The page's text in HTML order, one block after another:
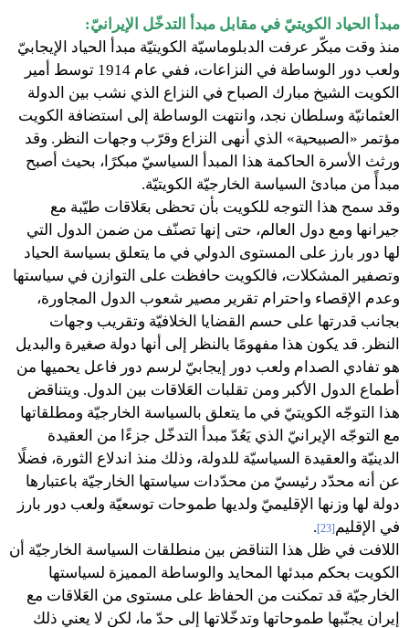
مبدأ الحياد الكويتيّ في مقابل مبدأ التدخّل الإيرانيّ:
منذ وقت مبكّر عرفت الدبلوماسيّة الكويتيّة مبدأ الحياد الإيجابيّ
ولعب دور الوساطة في النزاعات، ففي عام 1914 توسط أمير
الكويت الشيخ مبارك الصباح في النزاع الذي نشب بين الدولة
العثمانيّة وسلطان نجد، وانتهت الوساطة إلى استضافة الكويت
مؤتمر «الصبيحية» الذي أنهى النزاع وقرّب وجهات النظر. وقد
ورثث الأسرة الحاكمة هذا المبدأ السياسيّ مبكرًا، بحيث أصبح
مبدأً من مبادئ السياسة الخارجيّة الكويتيّة.
وقد سمح هذا التوجه للكويت بأن تحظى بعَلاقات طيّبة مع
جيرانها ومع دول العالم، حتى إنها تصنّف من ضمن الدول التي
لها دور بارز على المستوى الدولي في ما يتعلق بسياسة الحياد
وتصفير المشكلات، فالكويت حافظت على التوازن في سياستها
وعدم الإقصاء واحترام تقرير مصير شعوب الدول المجاورة،
بجانب قدرتها على حسم القضايا الخلافيّة وتقريب وجهات
النظر. قد يكون هذا مفهومًا بالنظر إلى أنها دولة صغيرة والبديل
هو تفادي الصدام ولعب دور إيجابيّ لرسم دور فاعل يحميها من
أطماع الدول الأكبر ومن تقلبات العَلاقات بين الدول. ويتناقض
هذا التوجّه الكويتيّ في ما يتعلق بالسياسة الخارجيّة ومطلقاتها
مع التوجّه الإيرانيّ الذي يَعُدّ مبدأ التدخّل جزءًا من العقيدة
الدينيّة والعقيدة السياسيّة للدولة، وذلك منذ اندلاع الثورة، فضلًا
عن أنه محدّد رئيسيّ من محدّدات سياستها الخارجيّة باعتبارها
دولة لها وزنها الإقليميّ ولديها طموحات توسعيّة ولعب دور بارز
في الإقليم[23]
.
اللافت في ظل هذا التناقض بين منطلقات السياسة الخارجيّة أن
الكويت بحكم مبدئها المحايد والوساطة المميزة لسياستها
الخارجيّة قد تمكنت من الحفاظ على مستوى من العَلاقات مع
إيران يجنّبها طموحاتها وتدخّلاتها إلى حدّ ما، لكن لا يعني ذلك